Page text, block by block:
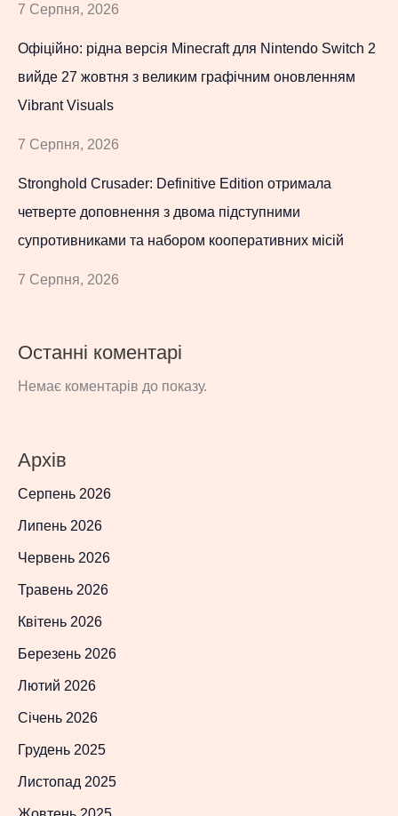
7 Серпня, 2026
Офіційно: рідна версія Minecraft для Nintendo Switch 2
вийде 27 жовтня з великим графічним оновленням
Vibrant Visuals
7 Серпня, 2026
Stronghold Crusader: Definitive Edition отримала
четверте доповнення з двома підступними
супротивниками та набором кооперативних місій
7 Серпня, 2026
Останні коментарі
Немає коментарів до показу.
Архів
Серпень 2026
Липень 2026
Червень 2026
Травень 2026
Квітень 2026
Березень 2026
Лютий 2026
Січень 2026
Грудень 2025
Листопад 2025